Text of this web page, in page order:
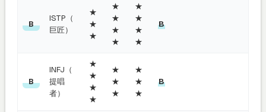
B
ISTP（
巨匠）
★
★
★
★
★
★
★
★
★
★
★
B
B
INFJ（
提唱
者）
★
★
★
★
★
★
★
★
★
★
B